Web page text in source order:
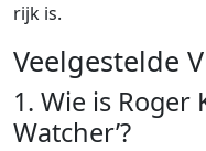
rijk is.
Veelgestelde
1. Wie is Roger
Watcher’?